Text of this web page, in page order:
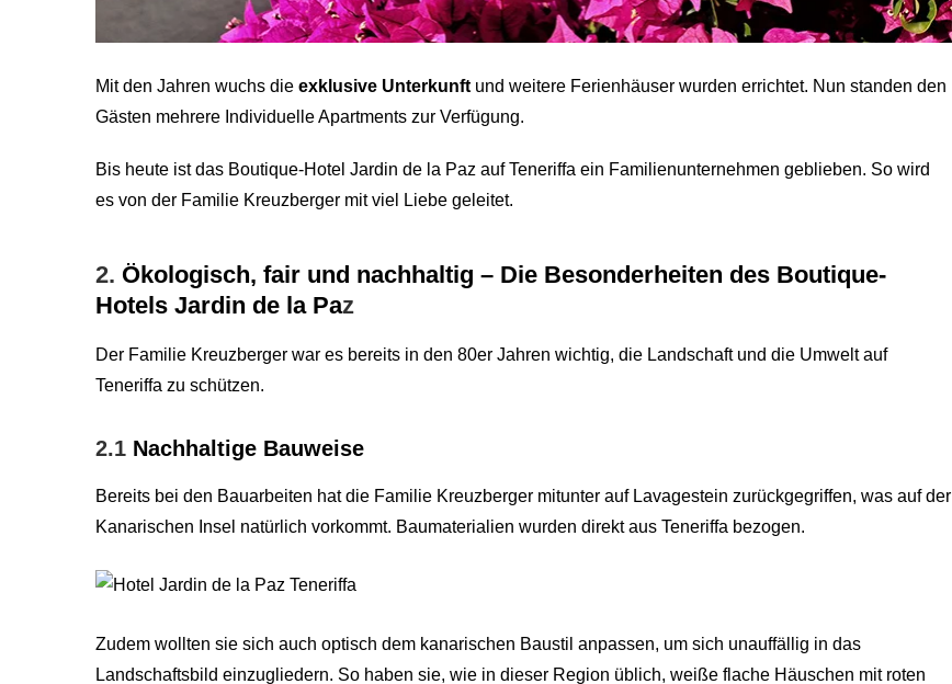
Mit den Jahren wuchs die exklusive Unterkunft und weitere Ferienhäuser wurden errichtet. Nun standen den
Gästen mehrere Individuelle Apartments zur Verfügung.
Bis heute ist das Boutique-Hotel Jardin de la Paz auf Teneriffa ein Familienunternehmen geblieben. So wird
es von der Familie Kreuzberger mit viel Liebe geleitet.
2. Ökologisch, fair und nachhaltig – Die Besonderheiten des Boutique-
Hotels Jardin de la Paz
Der Familie Kreuzberger war es bereits in den 80er Jahren wichtig, die Landschaft und die Umwelt auf
Teneriffa zu schützen.
2.1 Nachhaltige Bauweise
Bereits bei den Bauarbeiten hat die Familie Kreuzberger mitunter auf Lavagestein zurückgegriffen, was auf der
Kanarischen Insel natürlich vorkommt. Baumaterialien wurden direkt aus Teneriffa bezogen.
Zudem wollten sie sich auch optisch dem kanarischen Baustil anpassen, um sich unauffällig in das
Landschaftsbild einzugliedern. So haben sie, wie in dieser Region üblich, weiße flache Häuschen mit roten